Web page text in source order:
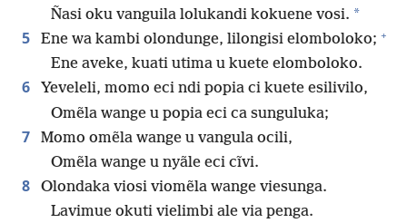
Ñasi oku vanguila lolukandi kokuene vosi. *
5 Ene wa kambi olondunge, lilongisi elomboloko; +
Ene aveke, kuati utima u kuete elomboloko.
6
Yeveleli, momo eci ndi popia ci kuete esilivilo,
Omẽla wange u popia eci ca sunguluka;
7
Momo omẽla wange u vangula ocili,
Omẽla wange u nyãle eci cĩvi.
8
Olondaka viosi viomẽla wange viesunga.
Lavimue okuti vielimbi ale via penga.